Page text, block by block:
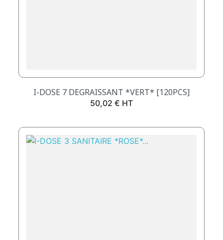
I-DOSE 7 DEGRAISSANT *VERT* [120PCS]
Prix
50,02 € HT